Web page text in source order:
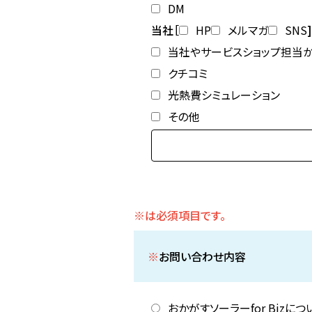
DM
当社［
HP メルマガ SNS]
当社やサービスショップ担当
クチコミ
光熱費シミュレーション
その他
※は必須項目です。
※お問い合わせ内容
おかがすソーラーfor Bizにつ